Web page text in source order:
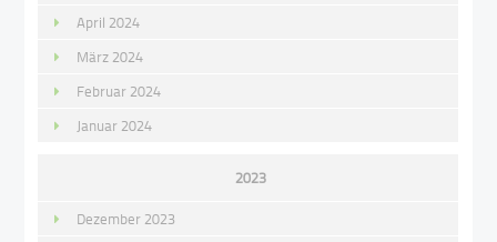
April 2024
März 2024
Februar 2024
Januar 2024
2023
Dezember 2023